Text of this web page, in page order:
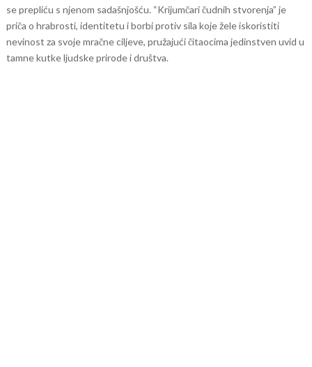
se prepliću s njenom sadašnjošću. “Krijumčari čudnih stvorenja” je
priča o hrabrosti, identitetu i borbi protiv sila koje žele iskoristiti
nevinost za svoje mračne ciljeve, pružajući čitaocima jedinstven uvid u
tamne kutke ljudske prirode i društva.